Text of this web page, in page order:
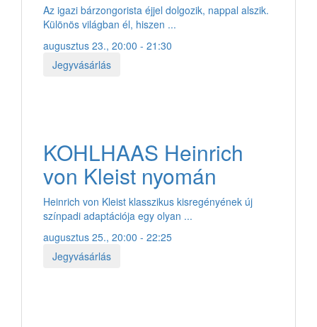
Az igazi bárzongorista éjjel dolgozik, nappal alszik.
Különös világban él, hiszen ...
augusztus 23., 20:00 - 21:30
Jegyvásárlás
KOHLHAAS Heinrich
von Kleist nyomán
Heinrich von Kleist klasszikus kisregényének új
színpadi adaptációja egy olyan ...
augusztus 25., 20:00 - 22:25
Jegyvásárlás